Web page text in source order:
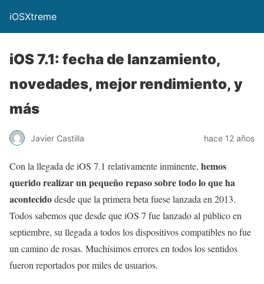
iOSXtreme
iOS 7.1: fecha de lanzamiento,
novedades, mejor rendimiento, y
más
Javier Castilla hace 12 años
Con la llegada de iOS 7.1 relativamente inminente, hemos
querido realizar un pequeño repaso sobre todo lo que ha
acontecidodesde que la primera beta fuese lanzada en 2013.
Todos sabemos que desde que iOS 7 fue lanzado al público en
septiembre, su llegada a todos los dispositivos compatibles no fue
un camino de rosas. Muchísimos errores en todos los sentidos
fueron reportados por miles de usuarios.